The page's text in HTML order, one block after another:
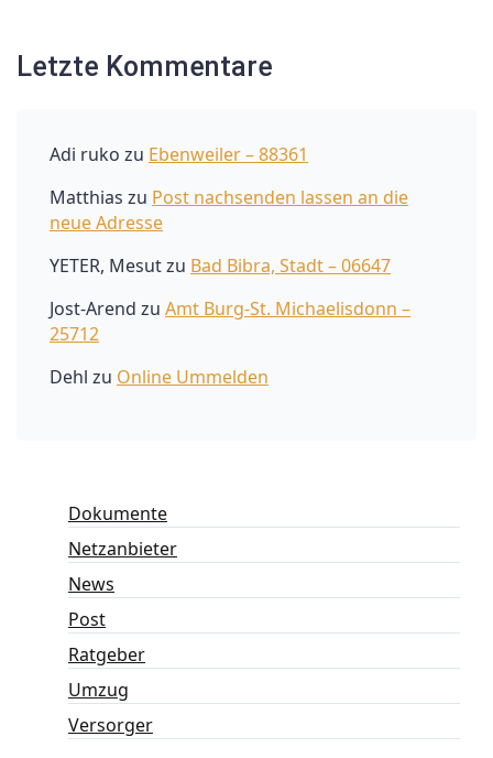
Letzte Kommentare
Adi ruko zu Ebenweiler – 88361
Matthias zu Post nachsenden lassen an die
neue Adresse
YETER, Mesutzu Bad Bibra, Stadt – 06647
Jost-Arend zu Amt Burg-St. Michaelisdonn –
25712
Dehl zu Online Ummelden
Dokumente
Netzanbieter
News
Post
Ratgeber
Umzug
Versorger